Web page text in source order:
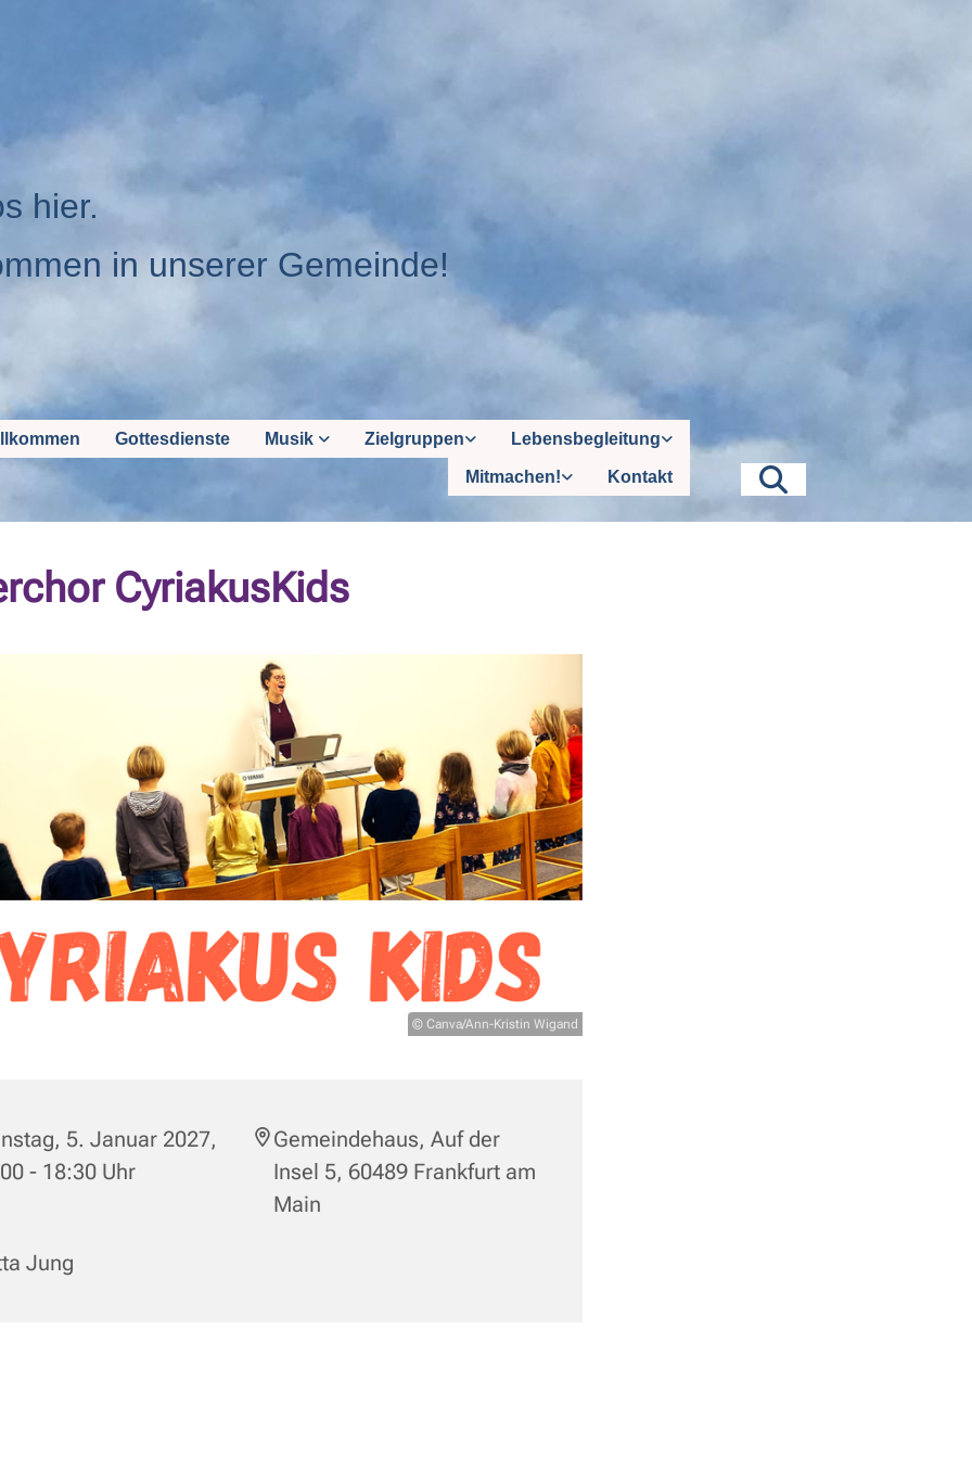
hier.
in unserer Gemeinde!
Gottesdienste Musik Zielgruppen Lebensbegleitung
Mitmachen! Kontakt
CyriakusKids
© Canva/Ann-Kristin Wigand
5. Januar 2027,
- 18:30 Uhr
Gemeindehaus, Auf der
Insel 5, 60489 Frankfurt am
Main
Jung